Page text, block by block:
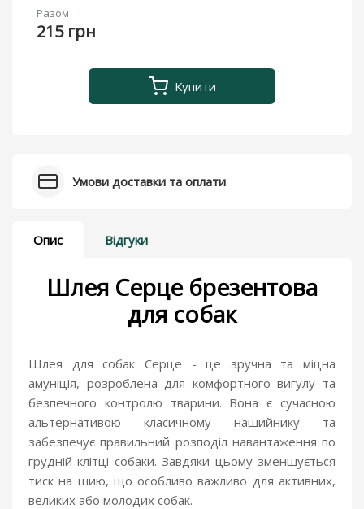
Разом
215 грн
Купити
Умови доставки та оплати
Опис Відгуки
Шлея Серце брезентова
для собак
Шлея для собак Серце - це зручна та міцна
амуніція, розроблена для комфортного вигулу та
безпечного контролю тварини. Вона є сучасною
альтернативою класичному нашийнику та
забезпечує правильний розподіл навантаження по
грудній клітці собаки. Завдяки цьому зменшується
тиск на шию, що особливо важливо для активних,
великих або молодих собак.